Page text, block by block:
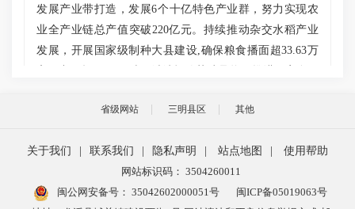
发展产业带打造，发展6个十亿特色产业群，努力实现农
业全产业链总产值突破220亿元。持续推动杂交水稻产业
发展，开展国家级制种大县建设,确保粮食播面超33.63万
都市圈共建和上海对口合作政策契机，推动我县优质农产
主持人 2023-01-12 02:11
省级网站 三明县区 其他
关于我们 联系我们 隐私声明 站点地图
使用帮助
网站标识码： 3504260011
闽公网安备号： 35042602000051号
闽ICP备05019063号